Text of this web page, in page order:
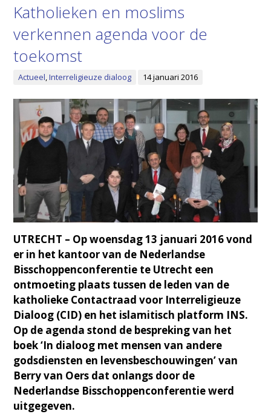
Katholieken en moslims
verkennen agenda voor de
toekomst
Actueel,Interreligieuze dialoog 14 januari 2016
UTRECHT – Op woensdag 13 januari 2016 vond
er in het kantoor van de Nederlandse
Bisschoppenconferentie te Utrecht een
ontmoeting plaats tussen de leden van de
katholieke Contactraad voor Interreligieuze
Dialoog (CID) en het islamitisch platform INS.
Op de agenda stond de bespreking van het
boek ‘In dialoog met mensen van andere
godsdiensten en levensbeschouwingen’ van
Berry van Oers dat onlangs door de
Nederlandse Bisschoppenconferentie werd
uitgegeven.